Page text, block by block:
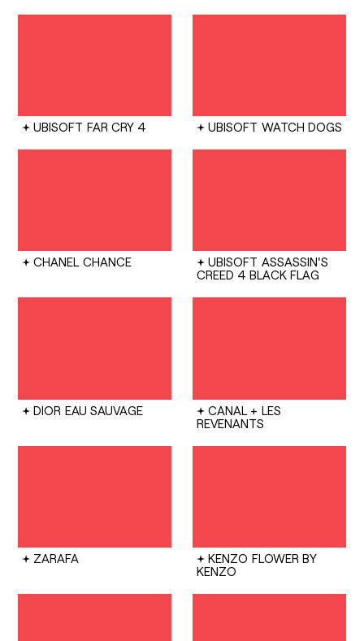
UBISOFT FAR CRY 4 UBISOFT WATCH DOGS
CHANEL CHANCE UBISOFT ASSASSIN'S
CREED 4 BLACK FLAG
DIOR EAU SAUVAGE CANAL + LES
REVENANTS
ZARAFA KENZO FLOWER BY
KENZO